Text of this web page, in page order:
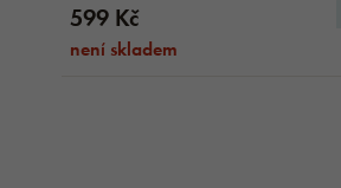
599 Kč
není skladem